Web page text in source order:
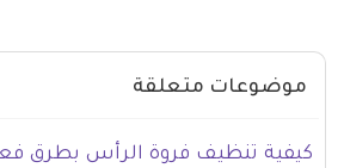
موضوعات متعلقة
كيفية تنظيف فروة الرأس بطرق